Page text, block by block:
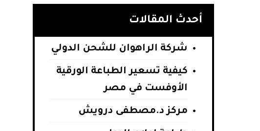
أحدث المقالات
شركة الراهوان للشحن الدولي
كيفية تسعير الطباعة الورقية
الأوفست في مصر
مركز د.مصطفى درويش